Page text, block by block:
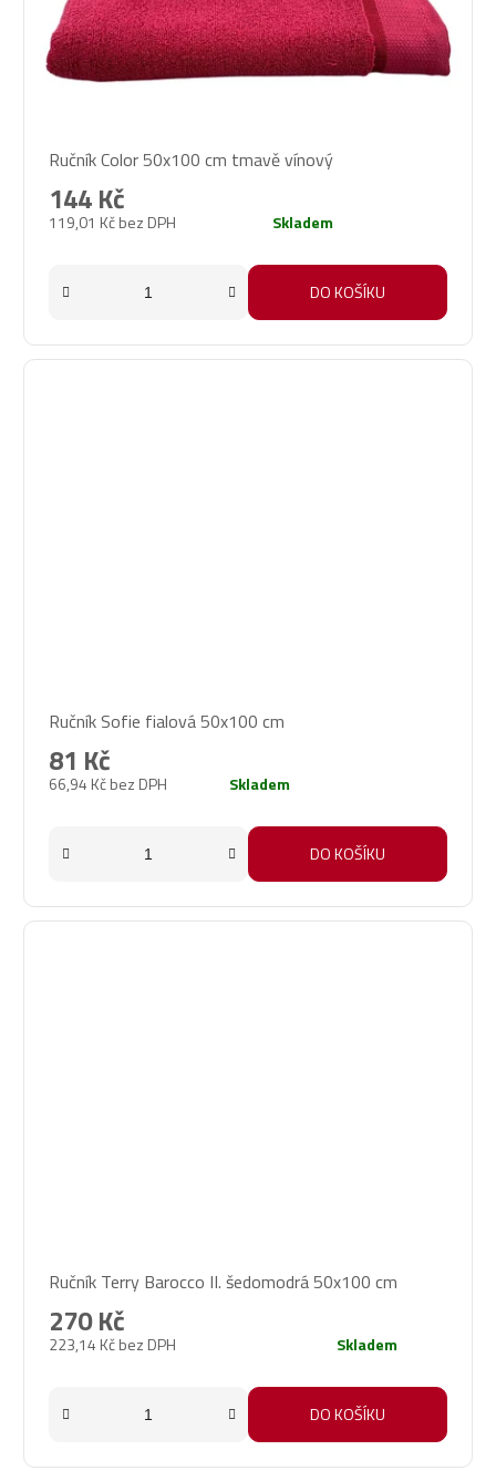
Ručník Color 50x100 cm tmavě vínový
119,01 Kč bez DPH
144 Kč
Skladem
DO KOŠÍKU
Ručník Sofie fialová 50x100 cm
66,94 Kč bez DPH
81 Kč
Skladem
DO KOŠÍKU
Ručník Terry Barocco II. šedomodrá 50x100 cm
223,14 Kč bez DPH
270 Kč
Skladem
DO KOŠÍKU